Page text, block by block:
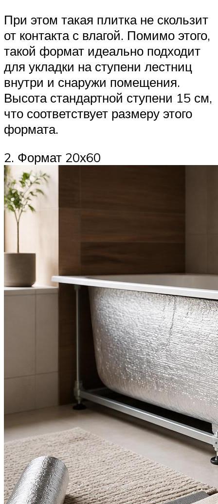
При этом такая плитка не скользит
от контакта с влагой. Помимо этого,
такой формат идеально подходит
для укладки на ступени лестниц
внутри и снаружи помещения.
Высота стандартной ступени 15 см,
что соответствует размеру этого
формата.
2. Формат 20х60